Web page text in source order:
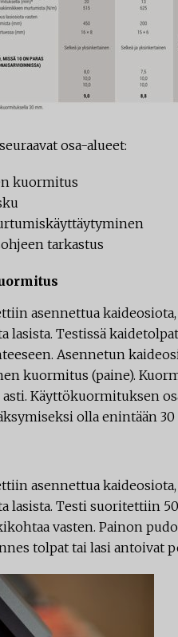
osa-alueet:
kuormitus
tarkastus
asennettua
lasista. Testissä
Asennetun
kuormitus (paine).
Käyttökuormituksen
olla enintään 30
asennettua
lasista. Testi suoritettiin
vasten. Painon
tolpat tai lasi antoivat